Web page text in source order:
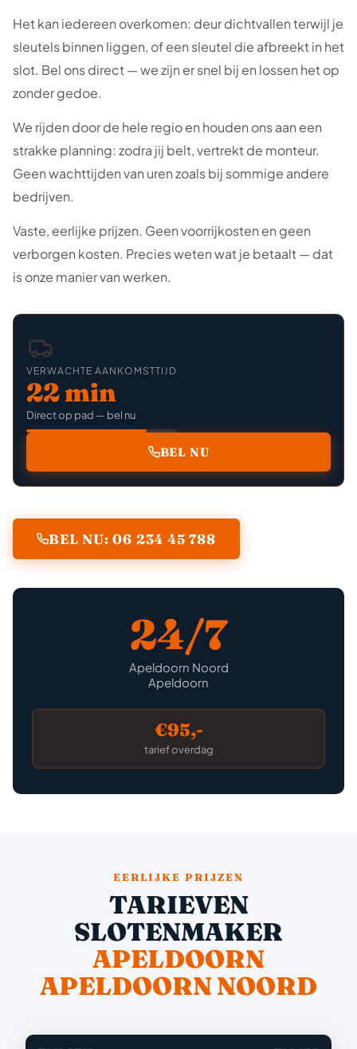
Het kan iedereen overkomen: deur dichtvallen terwijl je
sleutels binnen liggen, of een sleutel die afbreekt in het
slot. Bel ons direct — we zijn er snel bij en lossen het op
zonder gedoe.
We rijden door de hele regio en houden ons aan een
strakke planning: zodra jij belt, vertrekt de monteur.
Geen wachttijden van uren zoals bij sommige andere
bedrijven.
Vaste, eerlijke prijzen. Geen voorrijkosten en geen
verborgen kosten. Precies weten wat je betaalt — dat
is onze manier van werken.
VERWACHTE AANKOMSTTIJD
22 min
Direct op pad — bel nu
BEL NU
BEL NU: 06 234 45 788
24/7
Apeldoorn Noord
Apeldoorn
€95,-
tarief overdag
EERLIJKE PRIJZEN
TARIEVEN
SLOTENMAKER
APELDOORN
APELDOORN NOORD